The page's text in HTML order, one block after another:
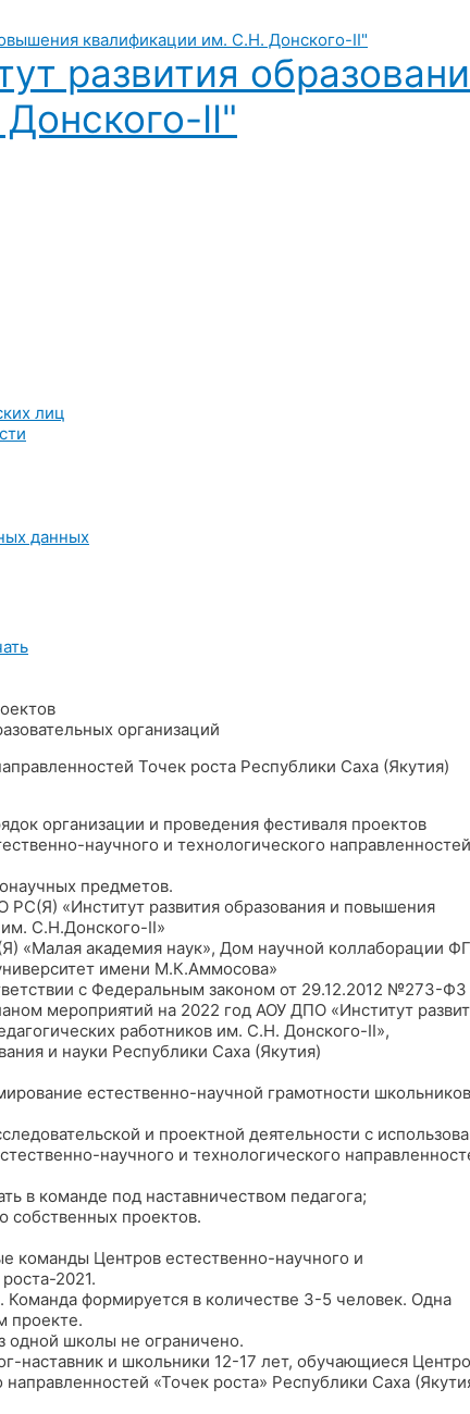
развития
II"
лиц
данных
организаций
Точек роста Республики Саха (Якутия)
организации и проведения фестиваля проектов
научного и технологического направленностей
предметов.
РС(Я) «Институт развития образования и повышения
им. С.Н.Донского-II»
«Малая академия наук», Дом научной коллаборации
имени М.К.Аммосова»
с Федеральным законом от 29.12.2012 №273-
мероприятий на 2022 год АОУ ДПО «Институт
работников им. С.Н. Донского-II»,
и науки Республики Саха (Якутия)
естественно-научной грамотности школьников
и проектной деятельности с
научного и технологического
в команде под наставничеством педагога;
собственных проектов.
команды Центров естественно-научного и
2021.
Команда формируется в количестве 3-5 человек. Одна
проекте.
одной школы не ограничено.
наставник и школьники 12-17 лет, обучающиеся
«Точек роста» Республики Саха